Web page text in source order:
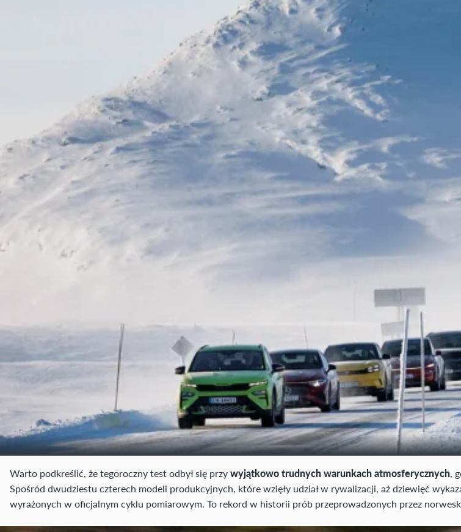
Warto podkreślić, że tegoroczny test odbył się przywyjątkowo trudnych warunkach atmosferycznych,
Spośród dwudziestu czterech modeli produkcyjnych, które wzięły udział w rywalizacji, aż dziewięć
wyrażonych w oficjalnym cyklu pomiarowym. To rekord w historii prób przeprowadzonych przez